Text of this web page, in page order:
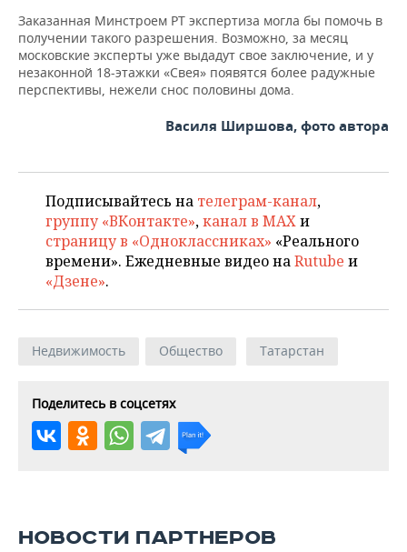
Заказанная Минстроем РТ экспертиза могла бы помочь в
получении такого разрешения. Возможно, за месяц
московские эксперты уже выдадут свое заключение, и у
незаконной 18-этажки «Свея» появятся более радужные
перспективы, нежели снос половины дома.
Василя Ширшова, фото автора
Подписывайтесь на телеграм-канал,
группу «ВКонтакте»,канал в MAXи
страницу в «Одноклассниках» «Реального
времени». Ежедневные видео наRutube и
«Дзене».
Недвижимость Общество Татарстан
Поделитесь в соцсетях
НОВОСТИ ПАРТНЕРОВ